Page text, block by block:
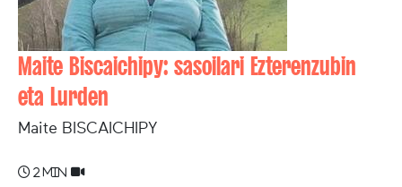
Maite Biscaichipy: sasoilari Ezterenzubin
eta Lurden
Maite BISCAICHIPY
2 min